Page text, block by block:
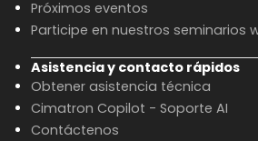
Próximos eventos
Participe en nuestros seminarios
Asistencia y contacto rápidos
Obtener asistencia técnica
Cimatron Copilot - Soporte AI
Contáctenos